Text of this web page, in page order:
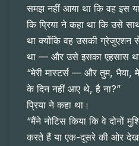
समझ नहीं आया था कि वह इस
कि प्रिया ने कहा था कि उसे
था क्योंकि वह उसकी ग्रेजुएशन
था — और उसे इसका एहसास
“मेरी मास्टर्स — और तुम, भैया,
के दिन नहीं आए थे, है ना?”
प्रिया ने कहा था।
“मैंने नोटिस किया कि वे दोनों
करते हैं या एक-दूसरे की ओर